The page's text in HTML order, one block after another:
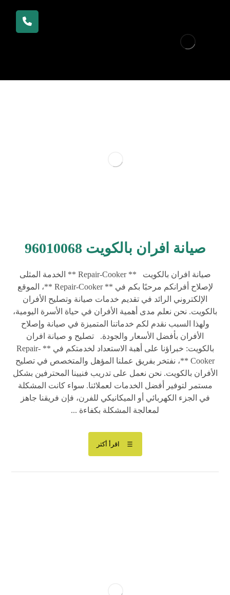
صيانة افران بالكويت 96010068
صيانة افران بالكويت ** Repair-Cooker ** الخدمة المثلى
لإصلاح أفرانكم مرحبًا بكم في ** Repair-Cooker **، الموقع
الإلكتروني الرائد في تقديم خدمات صيانة وتصليح الأفران
بالكويت. نحن نعلم مدى أهمية الأفران في حياة الأسرة اليومية،
ولهذا السبب نقدم لكم خدماتنا المتميزة في صيانة وإصلاح
الأفران بأفضل الأسعار والجودة. تصليح و صيانة افران
بالكويت: خبراؤنا على أهبة الاستعداد لخدمتكم في ** Repair-
Cooker **، نفتخر بفريق عملنا المؤهل والمتخصص في تصليح
الأفران بالكويت. نحن نعمل على تدريب فنيينا المحترفين بشكل
مستمر لتوفير أفضل الخدمات لعملائنا. سواء كانت المشكلة
في الجزء الكهربائي أو الميكانيكي للفرن، فإن فريقنا جاهز
لمعالجة المشكلة بكفاءة ...
اقرأ أكثر